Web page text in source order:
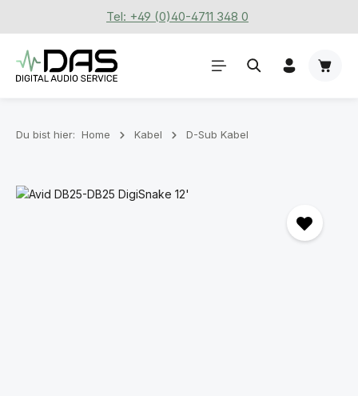
Zum Hauptinhalt springenTel: +49 (0)40-4711 348 0
Du bist hier: Home Kabel D-Sub Kabel
Bildergalerie überspringen